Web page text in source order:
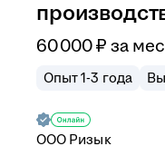
60 000₽ за
Опыт 1-3 года
ООО Ризык